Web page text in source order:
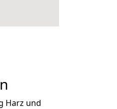
Harz und